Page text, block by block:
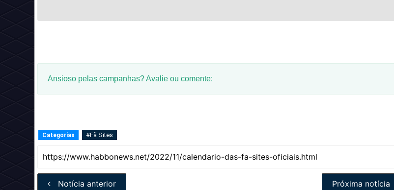
Ansioso pelas campanhas? Avalie ou comente:
Categorias #Fã Sites
Notícia anterior Próxima notícia